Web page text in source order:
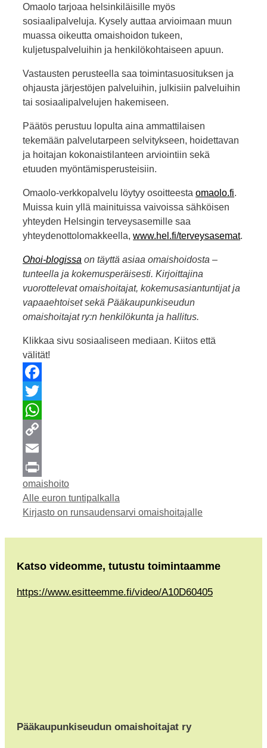
Omaolo tarjoaa helsinkiläisille myös
sosiaalipalveluja. Kysely auttaa arvioimaan muun
muassa oikeutta omaishoidon tukeen,
kuljetuspalveluihin ja henkilökohtaiseen apuun.
Vastausten perusteella saa toimintasuosituksen ja
ohjausta järjestöjen palveluihin, julkisiin palveluihin
tai sosiaalipalvelujen hakemiseen.
Päätös perustuu lopulta aina ammattilaisen
tekemään palvelutarpeen selvitykseen, hoidettavan
ja hoitajan kokonaistilanteen arviointiin sekä
etuuden myöntämisperusteisiin.
Omaolo-verkkopalvelu löytyy osoitteesta omaolo.fi.
Muissa kuin yllä mainituissa vaivoissa sähköisen
yhteyden Helsingin terveysasemille saa
yhteydenottolomakkeella, www.hel.fi/terveysasemat.
Ohoi-blogissa on täyttä asiaa omaishoidosta –
tunteella ja kokemusperäisesti. Kirjoittajina
vuorottelevat omaishoitajat, kokemusasiantuntijat ja
vapaaehtoiset sekä Pääkaupunkiseudun
omaishoitajat ry:n henkilökunta ja hallitus.
Klikkaa sivu sosiaaliseen mediaan. Kiitos että
välität!
Facebook
Twitter
WhatsApp
Copy
Link
Email
Print
Kategoriat
omaishoito
Alle euron tuntipalkalla
Kirjasto on runsaudensarvi omaishoitajalle
Katso videomme, tutustu toimintaamme
https://www.esitteemme.fi/video/A10D60405
Pääkaupunkiseudun omaishoitajat ry